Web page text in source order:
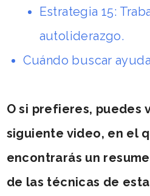
Estrategia 15:
autoliderazgo.
Cuándo buscar
O si prefieres, puedes
siguiente video, en el
encontrarás un
de las técnicas de